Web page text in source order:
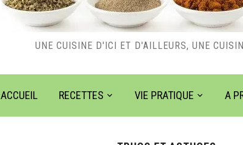
UNE CUISINE D'ICI ET D'AILLEURS, UNE
ACCUEIL RECETTES VIE PRATIQUE A